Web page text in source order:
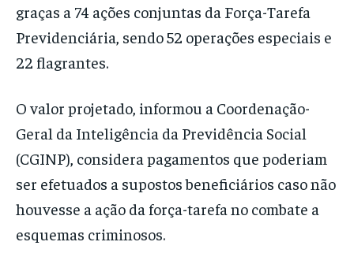
graças a 74 ações conjuntas da Força-Tarefa
Previdenciária, sendo 52 operações especiais e
22 flagrantes.
O valor projetado, informou a Coordenação-
Geral da Inteligência da Previdência Social
(CGINP), considera pagamentos que poderiam
ser efetuados a supostos beneficiários caso não
houvesse a ação da força-tarefa no combate a
esquemas criminosos.